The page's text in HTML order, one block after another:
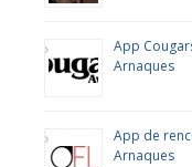
App
Arnaques
App de
Arnaques